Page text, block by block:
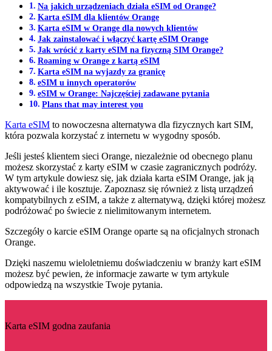
Na jakich urządzeniach działa eSIM od Orange?
Karta eSIM dla klientów Orange
Karta eSIM w Orange dla nowych klientów
Jak zainstalować i włączyć kartę eSIM Orange
Jak wrócić z karty eSIM na fizyczną SIM Orange?
Roaming w Orange z kartą eSIM
Karta eSIM na wyjazdy za granicę
eSIM u innych operatorów
eSIM w Orange: Najczęściej zadawane pytania
Plans that may interest you
Karta eSIM to nowoczesna alternatywa dla fizycznych kart SIM,
która pozwala korzystać z internetu w wygodny sposób.
Jeśli jesteś klientem sieci Orange, niezależnie od obecnego planu
możesz skorzystać z karty eSIM w czasie zagranicznych podróży.
W tym artykule dowiesz się, jak działa karta eSIM Orange, jak ją
aktywować i ile kosztuje. Zapoznasz się również z listą urządzeń
kompatybilnych z eSIM, a także z alternatywą, dzięki której możesz
podróżować po świecie z nielimitowanym internetem.
Szczegóły o karcie eSIM Orange oparte są na oficjalnych stronach
Orange.
Dzięki naszemu wieloletniemu doświadczeniu w branży kart eSIM
możesz być pewien, że informacje zawarte w tym artykule
odpowiedzą na wszystkie Twoje pytania.
Karta eSIM godna zaufania